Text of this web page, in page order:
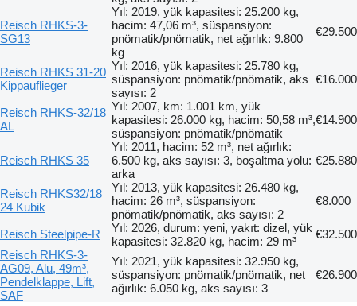
Reisch RHKS-3-
SG13
Yıl: 2019, yük kapasitesi: 25.200 kg,
hacim: 47,06 m³, süspansiyon:
pnömatik/pnömatik, net ağırlık: 9.800
kg
€29.500
Reisch RHKS 31-20
Kippauflieger
Yıl: 2016, yük kapasitesi: 25.780 kg,
süspansiyon: pnömatik/pnömatik, aks
sayısı: 2
€16.000
Reisch RHKS-32/18
AL
Yıl: 2007, km: 1.001 km, yük
kapasitesi: 26.000 kg, hacim: 50,58 m³,
süspansiyon: pnömatik/pnömatik
€14.900
Reisch RHKS 35
Yıl: 2011, hacim: 52 m³, net ağırlık:
6.500 kg, aks sayısı: 3, boşaltma yolu:
arka
€25.880
Reisch RHKS32/18
24 Kubik
Yıl: 2013, yük kapasitesi: 26.480 kg,
hacim: 26 m³, süspansiyon:
pnömatik/pnömatik, aks sayısı: 2
€8.000
Reisch Steelpipe-R
Yıl: 2026, durum: yeni, yakıt: dizel, yük
kapasitesi: 32.820 kg, hacim: 29 m³
€32.500
Reisch RHKS-3-
AG09, Alu, 49m³,
Pendelklappe, Lift,
SAF
Yıl: 2021, yük kapasitesi: 32.950 kg,
süspansiyon: pnömatik/pnömatik, net
ağırlık: 6.050 kg, aks sayısı: 3
€26.900